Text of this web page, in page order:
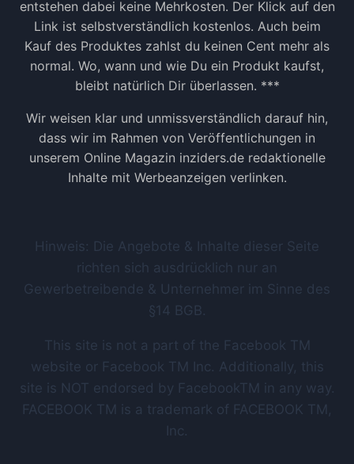
entstehen dabei keine Mehrkosten. Der Klick auf den
Link ist selbstverständlich kostenlos. Auch beim
Kauf des Produktes zahlst du keinen Cent mehr als
normal. Wo, wann und wie Du ein Produkt kaufst,
bleibt natürlich Dir überlassen. ***
Wir weisen klar und unmissverständlich darauf hin,
dass wir im Rahmen von Veröffentlichungen in
unserem Online Magazin inziders.de redaktionelle
Inhalte mit Werbeanzeigen verlinken.
Hinweis: Die Angebote & Inhalte dieser Seite
richten sich ausdrücklich nur an
Gewerbetreibende & Unternehmer im Sinne des
§14 BGB.
This site is not a part of the Facebook TM
website or Facebook TM Inc. Additionally, this
site is NOT endorsed by FacebookTM in any way.
FACEBOOK TM is a trademark of FACEBOOK TM,
Inc.